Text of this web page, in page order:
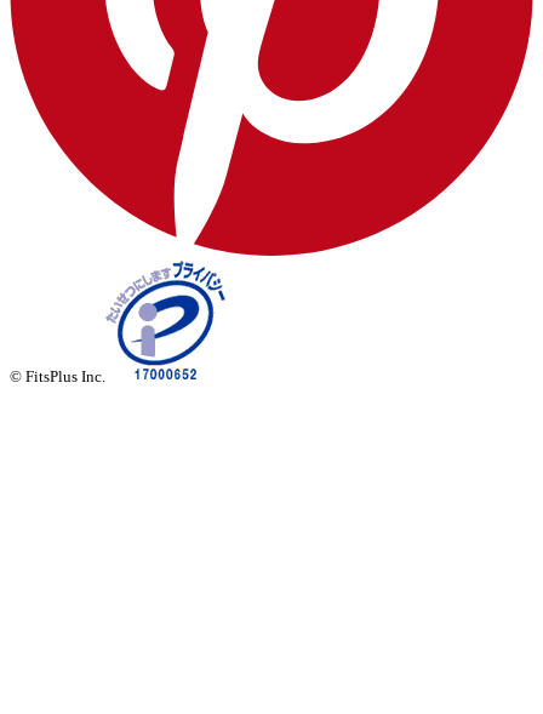
© FitsPlus Inc.